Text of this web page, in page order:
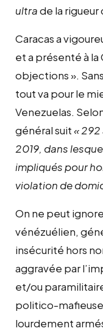
ultrade la rigueur
Caracas a
et a présenté à
objections ».
tout va pour le
Venezuelas.
général suit«
2019, dans
impliqués pour
violation de
On ne peut
vénézuélien,
insécurité hors
aggravée par
et/ou
politico-
lourdement